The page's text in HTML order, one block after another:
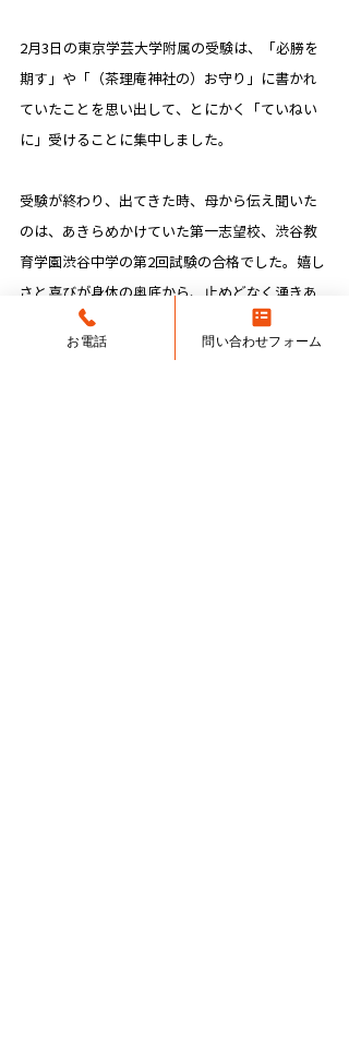
2月3日の東京学芸大学附属の受験は、「必勝を
期す」や「（茶理庵神社の）お守り」に書かれ
ていたことを思い出して、とにかく「ていねい
に」受けることに集中しました。
受験が終わり、出てきた時、母から伝え聞いた
のは、あきらめかけていた第一志望校、渋谷教
育学園渋谷中学の第2回試験の合格でした。嬉し
さと喜びが身体の奥底から、止めどなく湧きあ
がってきて、
お電話 問い合わせフォーム